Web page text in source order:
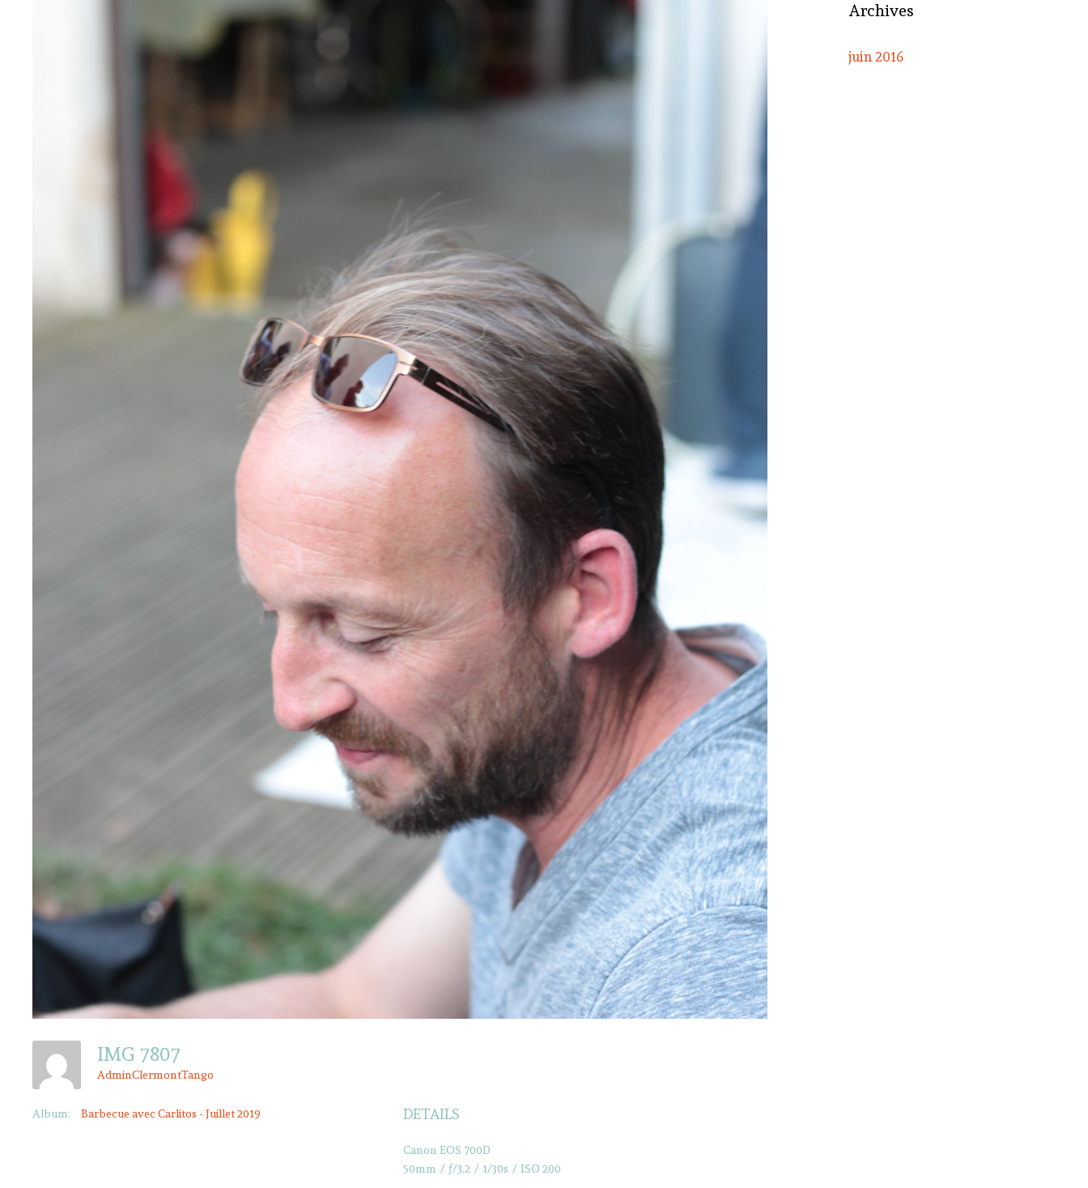
IMG 7807
AdminClermontTango
Album: Barbecue avec Carlitos - Juillet 2019 DETAILS
Canon EOS 700D
50mm / ƒ/3.2 / 1/30s / ISO 200
Archives
juin 2016